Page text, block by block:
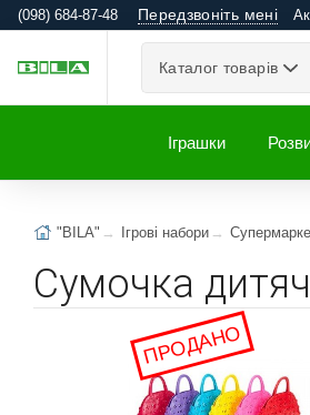
(098) 684-87-48 Передзвоніть мені
Каталог товарів
Іграшки
"BILA" Ігрові набори
Сумочка
ПРОДАНО